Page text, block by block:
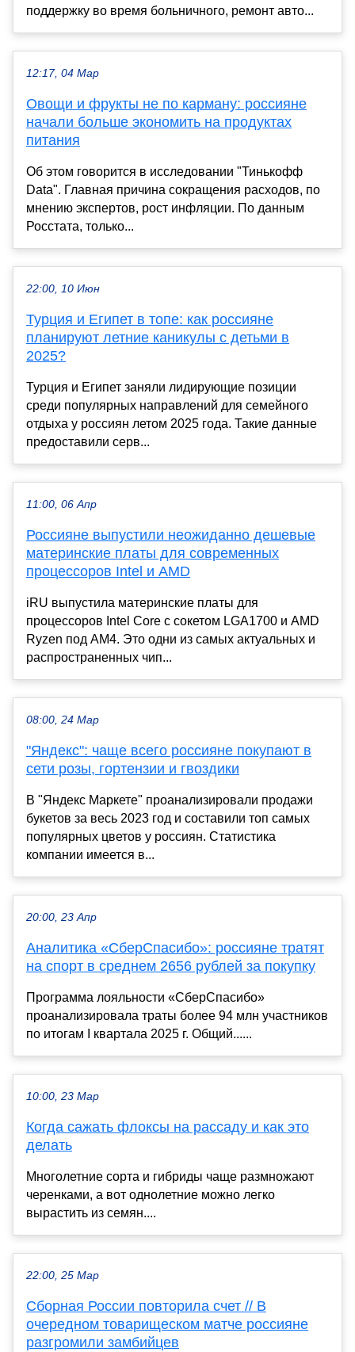
поддержку во время больничного, ремонт авто...
12:17, 04 Мар
Овощи и фрукты не по карману: россияне
начали больше экономить на продуктах
питания
Об этом говорится в исследовании "Тинькофф
Data". Главная причина сокращения расходов, по
мнению экспертов, рост инфляции. По данным
Росстата, только...
22:00, 10 Июн
Турция и Египет в топе: как россияне
планируют летние каникулы с детьми в
2025?
Турция и Египет заняли лидирующие позиции
среди популярных направлений для семейного
отдыха у россиян летом 2025 года. Такие данные
предоставили серв...
11:00, 06 Апр
Россияне выпустили неожиданно дешевые
материнские платы для современных
процессоров Intel и AMD
iRU выпустила материнские платы для
процессоров Intel Core с сокетом LGA1700 и AMD
Ryzen под AM4. Это одни из самых актуальных и
распространенных чип...
08:00, 24 Мар
"Яндекс": чаще всего россияне покупают в
сети розы, гортензии и гвоздики
В "Яндекс Маркете" проанализировали продажи
букетов за весь 2023 год и составили топ самых
популярных цветов у россиян. Статистика
компании имеется в...
20:00, 23 Апр
Аналитика «СберСпасибо»: россияне тратят
на спорт в среднем 2656 рублей за покупку
Программа лояльности «СберСпасибо»
проанализировала траты более 94 млн участников
по итогам I квартала 2025 г. Общий......
10:00, 23 Мар
Когда сажать флоксы на рассаду и как это
делать
Многолетние сорта и гибриды чаще размножают
черенками, а вот однолетние можно легко
вырастить из семян....
22:00, 25 Мар
Сборная России повторила счет // В
очередном товарищеском матче россияне
разгромили замбийцев